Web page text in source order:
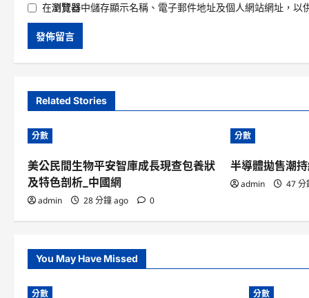
在瀏覽器中儲存顯示名稱、電子郵件地址及個人網站網址，以
Related Stories
分數
美公民間生物平安智庫成長現查包養狀
及特色剖析_中國網
admin 28 分鐘 ago 0
分數
半導體拋售潮
admin 47
You May Have Missed
分數 分數